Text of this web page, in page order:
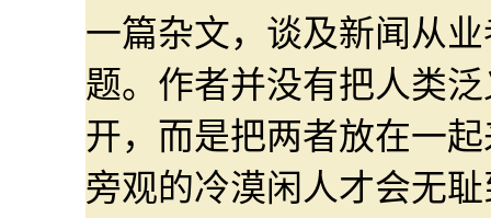
一篇杂文，谈及新闻从
题。作者并没有把人类
开，而是把两者放在一
旁观的冷漠闲人才会无